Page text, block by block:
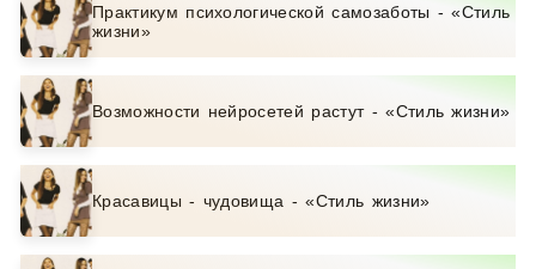
Практикум психологической самозаботы - «Стиль
жизни»
Возможности нейросетей растут - «Стиль жизни»
Красавицы - чудовища - «Стиль жизни»